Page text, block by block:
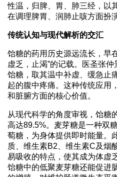
性温，归脾、胃、肺三经，以
在调理脾胃、润肺止咳方面扮
传统认知与现代解析的交汇
饴糖的药用历史源远流长，早
虚乏，止渴”的记载。医圣张仲
饴糖，取其温中补虚、缓急止
起的腹中疼痛。这种传统应用
和脏腑方面的核心价值。
从现代科学的角度审视，饴糖
高达89.5%。麦芽糖是一种双
萄糖，为身体提供即时能量。
质、维生素B2、维生素C及烟
易吸收的特点，使其成为体虚
饴糖中的低聚麦芽糖还能促进